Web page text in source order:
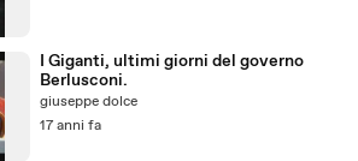
I Giganti, ultimi giorni del governo
Berlusconi.
giuseppe dolce
17 anni fa